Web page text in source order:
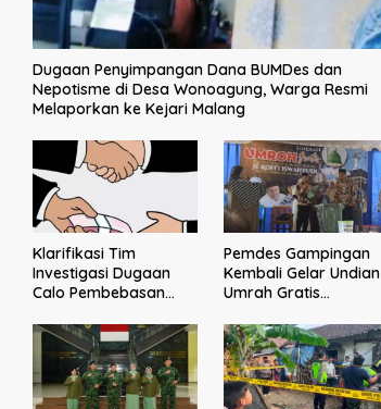
Dugaan Penyimpangan Dana BUMDes dan
Nepotisme di Desa Wonoagung, Warga Resmi
Melaporkan ke Kejari Malang
Klarifikasi Tim
Investigasi Dugaan
Calo Pembebasan
Membuahkan Hasil
Pemdes Gampingan
Kembali Gelar Undian
Umrah Gratis
Rofi’i Iswahyudi,
Wujud Apresiasi bagi
Pejuang Sosial